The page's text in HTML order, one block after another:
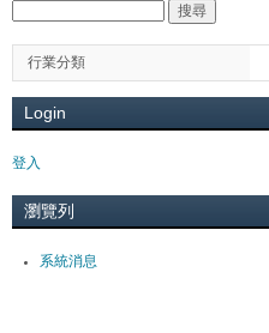
行業分類
Login
登入
瀏覽列
系統消息